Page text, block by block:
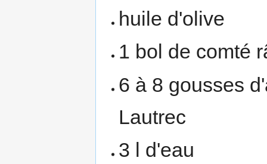
huile d'olive
1 bol de comté
6 à 8 gousses
Lautrec
3 l d'eau